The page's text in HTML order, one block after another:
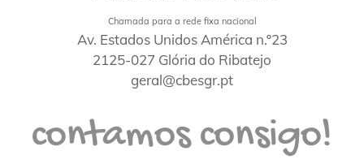
Chamada para a rede fixa nacional
Av. Estados Unidos América n.º23
2125-027 Glória do Ribatejo
geral@cbesgr.pt
contamos consigo!